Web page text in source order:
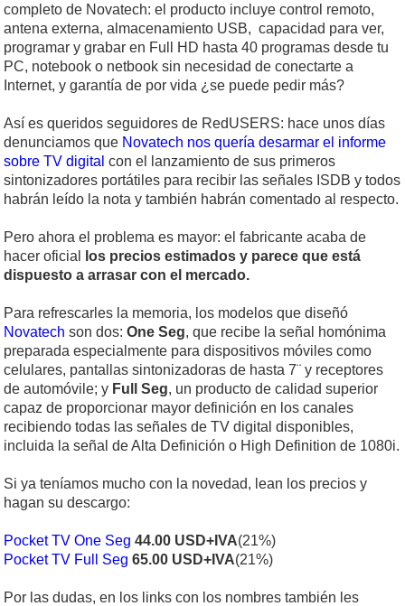
completo de Novatech: el producto incluye control remoto,
antena externa, almacenamiento USB, capacidad para ver,
programar y grabar en Full HD hasta 40 programas desde tu
PC, notebook o netbook sin necesidad de conectarte a
Internet, y garantía de por vida ¿se puede pedir más?
Así es queridos seguidores de RedUSERS: hace unos días
denunciamos que Novatech nos quería desarmar el informe
sobre TV digital con el lanzamiento de sus primeros
sintonizadores portátiles para recibir las señales ISDB y todos
habrán leído la nota y también habrán comentado al respecto.
Pero ahora el problema es mayor: el fabricante acaba de
hacer oficial
los precios estimados y parece que está
dispuesto a arrasar con el mercado.
Para refrescarles la memoria, los modelos que diseñó
Novatech son dos: One Seg, que recibe la señal homónima
preparada especialmente para dispositivos móviles como
celulares, pantallas sintonizadoras de hasta 7¨ y receptores
de automóvile; y Full Seg, un producto de calidad superior
capaz de proporcionar mayor definición en los canales
recibiendo todas las señales de TV digital disponibles,
incluida la señal de Alta Definición o High Definition de 1080i.
Si ya teníamos mucho con la novedad, lean los precios y
hagan su descargo:
Pocket TV One Seg 44.00 USD+IVA(21%)
Pocket TV Full Seg 65.00 USD+IVA(21%)
Por las dudas, en los links con los nombres también les